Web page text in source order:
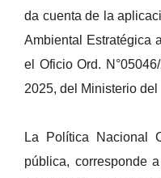
da cuenta de la
Ambiental Estratégica
el Oficio Ord.
2025, del Ministerio del
La Política Nacional
pública, corresponde